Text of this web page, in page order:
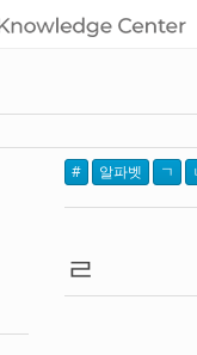
# 알파벳 ㄱ
ㄹ